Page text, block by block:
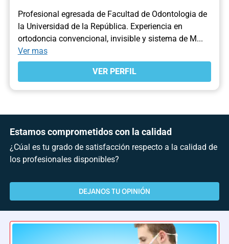
Profesional egresada de Facultad de Odontologia de
la Universidad de la República. Experiencia en
ortodoncia convencional, invisible y sistema de M...
Ver mas
VER PERFIL
Estamos comprometidos con la calidad
¿Cúal es tu grado de satisfacción respecto a la calidad de
los profesionales disponibles?
DEJANOS TU OPINIÓN